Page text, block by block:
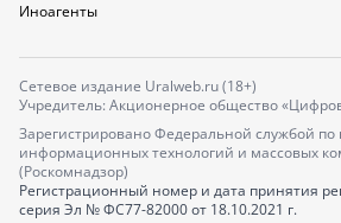
Иноагенты
Сетевое издание Uralweb.ru (18+)
Учредитель: Акционерное общество
Зарегистрировано Федеральной службой по
информационных технологий и массовых
(Роскомнадзор)
Регистрационный номер и дата принятия
серия Эл № ФС77-82000от 18.10.2021 г.